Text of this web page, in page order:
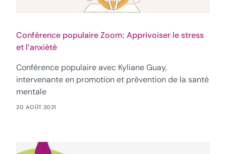
Conférence populaire Zoom: Apprivoiser le stress
et l’anxiété
Conférence populaire avec Kyliane Guay,
intervenante en promotion et prévention de la santé
mentale
20 AOÛT 2021